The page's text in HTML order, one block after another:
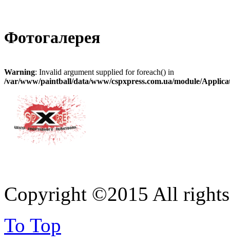
Фотогалерея
Warning: Invalid argument supplied for foreach() in
/var/www/paintball/data/www/cspxpress.com.ua/module/
Copyright ©2015 All rights
To Top